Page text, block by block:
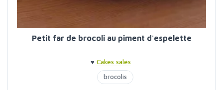
Petit far de brocoli au piment d'espelette
♥ Cakes salés
brocolis